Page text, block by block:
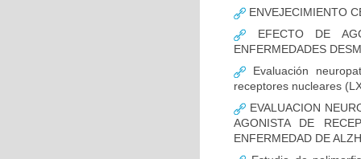
ENVEJECIMIENTO
EFECTO DE
ENFERMEDADES
Evaluación
receptores nucleares
EVALUACION
AGONISTA DE
ENFERMEDAD DE